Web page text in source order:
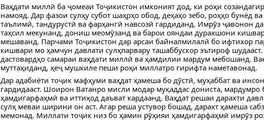
Ваҳдати миллӣ ба ҷомеаи Тоҷикистон имконият дод, ки роҳи
намояд. Дар фазои сулҳу субот шаҳрҳо обод, деҳаҳо зебо, роҳҳо бунёд
таълимӣ, тандурустӣ ва фарҳангӣ навсозӣ гардиданд. Имрӯз ҷавонон
таҳсил мекунанд, дониш меомӯзанд ва барои ояндаи дурахшони
мешаванд. Парчами Тоҷикистон дар арсаи байналмилалӣ бо ифтихор
кишвари мо ҳамчун давлати сулҳпарвару ташаббускор эътироф
дастовардҳо самараи ваҳдати миллӣ ва ҳамдилии мардум мебошанд.
муттаҳиданд, ҳеҷ мушкиле пеши роҳи миллатро гирифта наметавонад.
Дар адабиёти тоҷик мафҳуми ваҳдат ҳамеша бо дӯстӣ, муҳаббат ва
гардидааст. Шоирон Ватанро мисли модар муқаддас дониста, мардумро
ҳамдигарфаҳмӣ ва иттиҳод даъват кардаанд. Ваҳдат решаи дарахти
сулҳ меваи ширини он аст. Агар реша устувор бошад, дарахт ҳамеша
мемонад. Миллати тоҷик низ бо ҳамин рӯҳияи ҳамдигарфаҳмӣ имрӯз